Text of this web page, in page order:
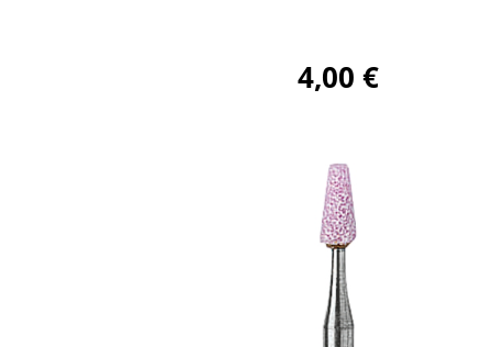
4,00 €